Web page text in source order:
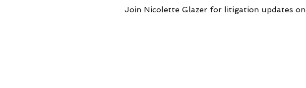
Join Nicolette Glazer for litigation updates on